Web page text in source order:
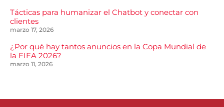
Tácticas para humanizar el Chatbot y conectar con
clientes
marzo 17, 2026
¿Por qué hay tantos anuncios en la Copa Mundial de
la FIFA 2026?
marzo 11, 2026